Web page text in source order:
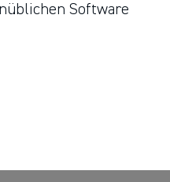
Software